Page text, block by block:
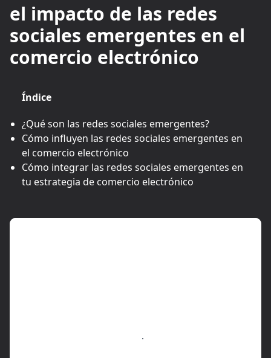
el impacto de las redes
sociales emergentes en el
comercio electrónico
Índice
¿Qué son las redes sociales emergentes?
Cómo influyen las redes sociales emergentes en
el comercio electrónico
Cómo integrar las redes sociales emergentes en
tu estrategia de comercio electrónico